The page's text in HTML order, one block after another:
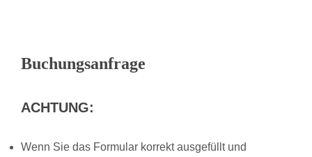
Buchungsanfrage
ACHTUNG:
Wenn Sie das Formular korrekt ausgefüllt und